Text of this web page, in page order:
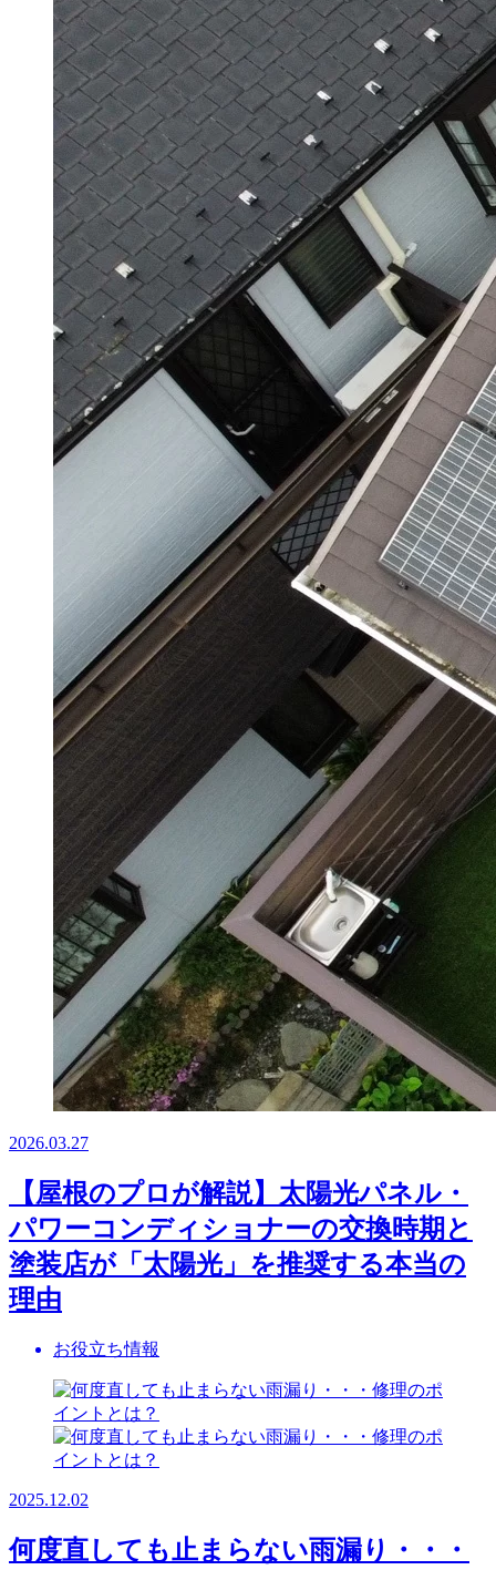
2026.03.27
【屋根のプロが解説】太陽光パネル・
パワーコンディショナーの交換時期と
塗装店が「太陽光」を推奨する本当の
理由
お役立ち情報
2025.12.02
何度直しても止まらない雨漏り・・・